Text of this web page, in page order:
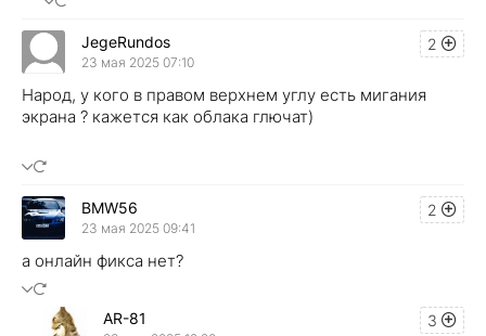
2
JegeRundos
23 мая 2025 07:10
Народ, у кого в правом верхнем углу есть мигания
экрана ? кажется как облака глючат)
2
BMW56
23 мая 2025 09:41
а онлайн фикса нет?
3
AR-81